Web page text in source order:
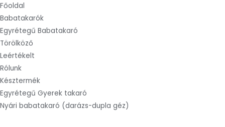
Főoldal
Babatakarók
Egyrétegű Babatakaró
Törölköző
Leértékelt
Rólunk
Késztermék
Egyrétegű Gyerek takaró
Nyári babatakaró (darázs-dupla géz)